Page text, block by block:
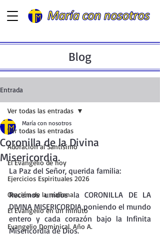
Blog
Entrada
Ver todas las entradas
Adoración al Santísimo
El Evangelio de hoy
Ejercicios Espirituales 2026
Oración de la mañana
El Evangelio en un minuto
Evangelio Dominical. Año A.
Ver todas las entradas
Coronilla de la Divina
Misericordia.
María con nosotros
La Paz del Señor, querida familia:
Recemos unidos la CORONILLA DE LA
DIVINA MISERICORDIA poniendo el mundo
entero y cada corazón bajo la Infinita
Misericordia de Dios.